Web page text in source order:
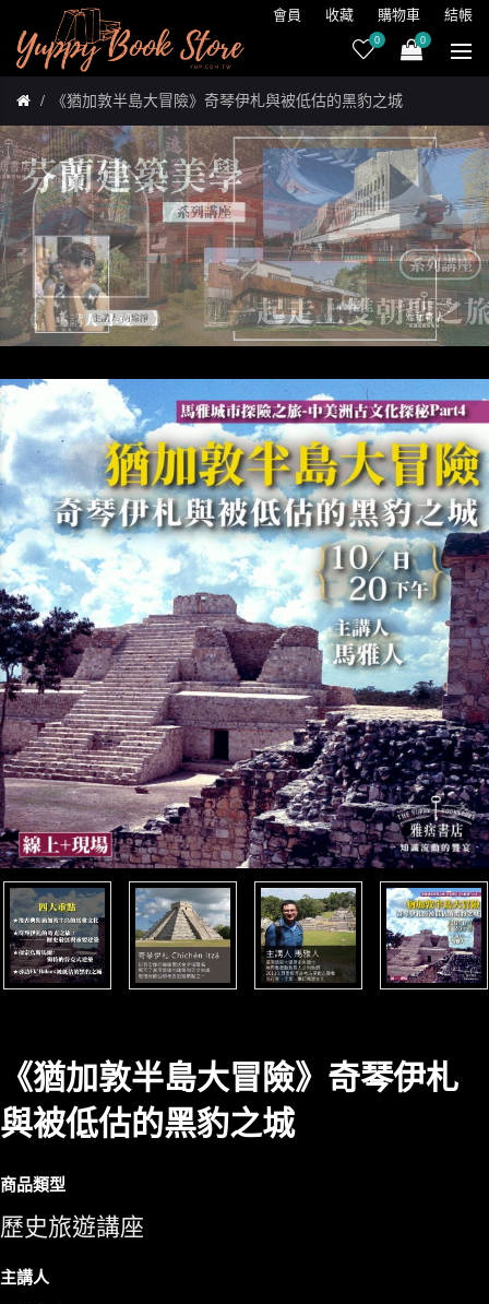
會員 收藏 購物車 結帳
0 0
《猶加敦半島大冒險》奇琴伊札與被低估的黑豹之城
《猶加敦半島大冒險》奇琴伊札
與被低估的黑豹之城
商品類型
歷史旅遊講座
主講人